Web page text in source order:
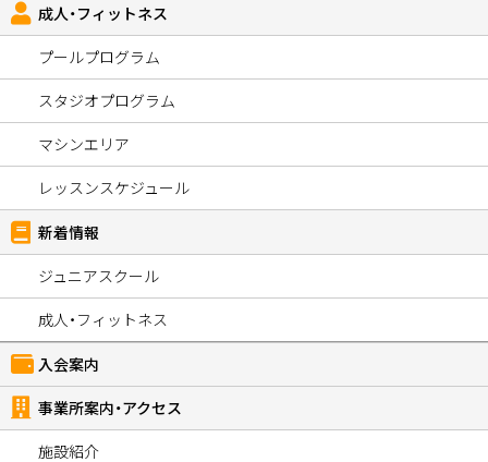
成人・フィットネス
プールプログラム
スタジオプログラム
マシンエリア
レッスンスケジュール
新着情報
ジュニアスクール
成人・フィットネス
入会案内
事業所案内・アクセス
施設紹介